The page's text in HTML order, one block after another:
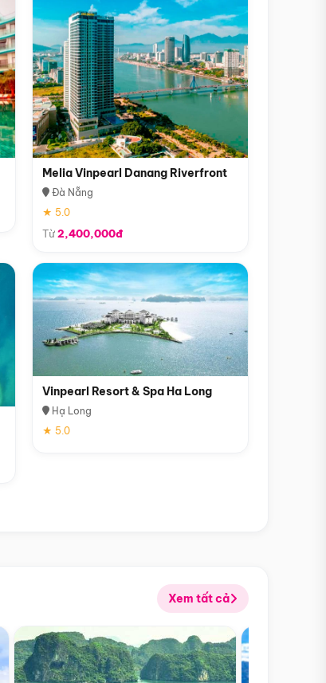
Melia Vinpearl Danang Riverfront
Đà Nẵng
★ 5.0
Từ2,400,000đ
Vinpearl Resort & Spa Ha Long
Hạ Long
★ 5.0
Xem tất cả